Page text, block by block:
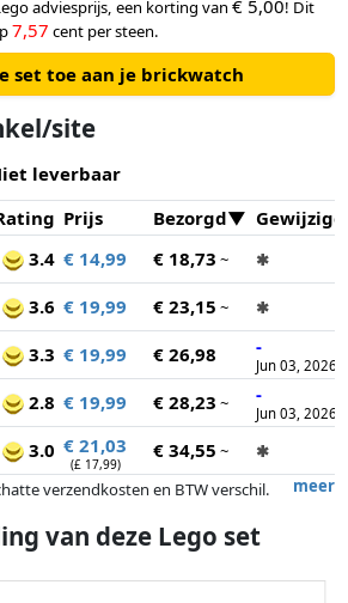
adviesprijs, een korting van € 5,00! Dit
7,57 cent per steen.
set toe aan je brickwatch
site
leverbaar
Prijs Bezorgd
Gewijzigd
3.4 € 14,99 € 18,73 ~ ✱
3.6 € 19,99 € 23,15 ~ ✱
3.3 € 19,99 € 26,98 -
Jun 03, 2026
2.8 € 19,99 € 28,23 ~ -
Jun 03, 2026
3.0 € 21,03
(£ 17,99)
€ 34,55 ~
✱
meer
verzendkosten en BTW verschil.
van deze Lego set